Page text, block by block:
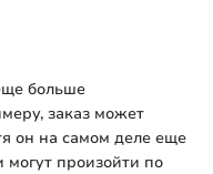
больше
заказ может
он на самом деле еще
могут произойти по